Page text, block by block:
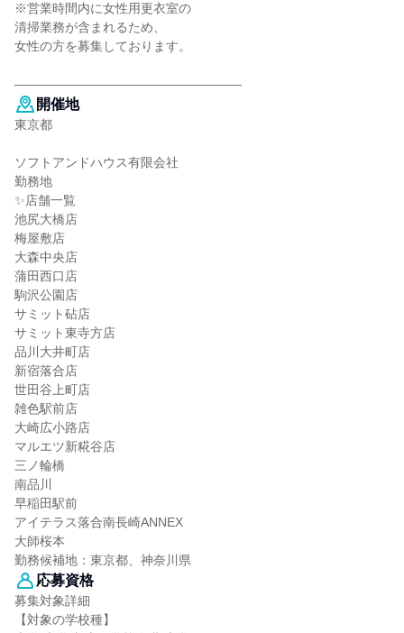
※営業時間内に女性用更衣室の
清掃業務が含まれるため、
女性の方を募集しております。
――――――――――――――――――
開催地
東京都
ソフトアンドハウス有限会社
勤務地
✨店舗一覧
池尻大橋店
梅屋敷店
大森中央店
蒲田西口店
駒沢公園店
サミット砧店
サミット東寺方店
品川大井町店
新宿落合店
世田谷上町店
雑色駅前店
大崎広小路店
マルエツ新糀谷店
三ノ輪橋
南品川
早稲田駅前
アイテラス落合南長崎ANNEX
大師桜本
勤務候補地：東京都、神奈川県
応募資格
募集対象詳細
【対象の学校種】